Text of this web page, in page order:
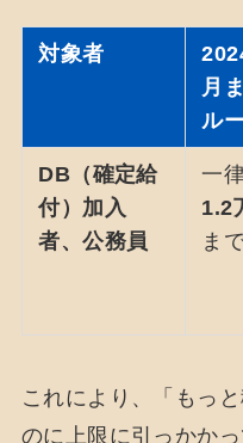
対象者
月
ル
DB（確定給
付）加入
者、公務員
一
1.2
ま
これにより、「もっ
のに上限に引っかか